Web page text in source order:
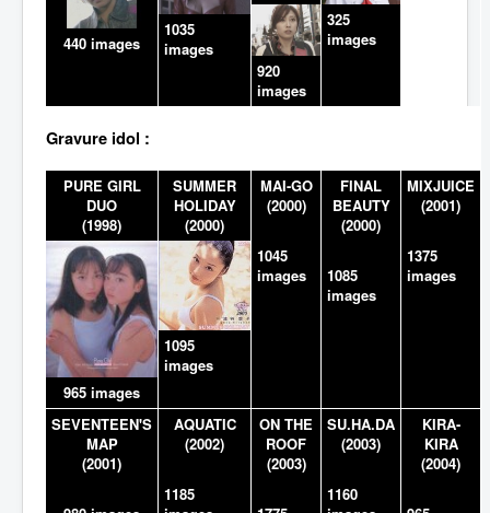
440 images
1035
images
920
images
325
images
Gravure idol :
PURE GIRL
DUO
(1998)
965 images
SUMMER
HOLIDAY
(2000)
1095
images
MAI-GO
(2000)
1045
images
FINAL
BEAUTY
(2000)
1085
images
MIXJUICE
(2001)
1375
images
SEVENTEEN'S
MAP
(2001)
AQUATIC
(2002)
1185
ON THE
ROOF
(2003)
SU.HA.DA
(2003)
1160
KIRA-
KIRA
(2004)